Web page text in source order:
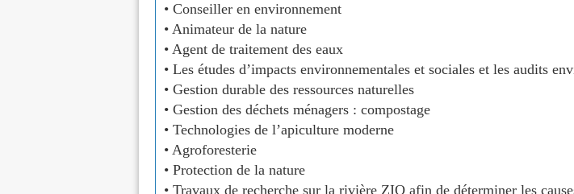
• Conseiller en environnement
• Animateur de la nature
• Agent de traitement des eaux
• Les études d’impacts environnementales et sociales et les audits
• Gestion durable des ressources naturelles
• Gestion des déchets ménagers : compostage
• Technologies de l’apiculture moderne
• Agroforesterie
• Protection de la nature
• Travaux de recherche sur la rivière ZIO afin de déterminer les